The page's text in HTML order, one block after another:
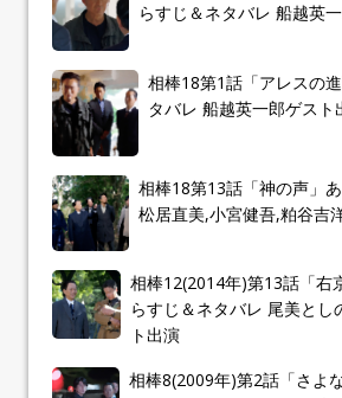
らすじ＆ネタバレ 船越英
相棒18第1話「アレスの
タバレ 船越英一郎ゲスト
相棒18第13話「神の声」
松居直美,小宮健吾,粕谷吉
相棒12(2014年)第13話「右
らすじ＆ネタバレ 尾美とし
ト出演
相棒8(2009年)第2話「さよ